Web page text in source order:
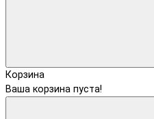
Корзина
Ваша корзина пуста!